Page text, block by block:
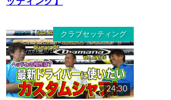
クラブセッティング
24:30